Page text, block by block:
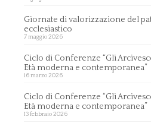
Giornate di valorizzazione del
ecclesiastico
7 maggio 2026
Ciclo di Conferenze “Gli
Età moderna e contemporanea”
16 marzo 2026
Ciclo di Conferenze “Gli
Età moderna e contemporanea”
13 febbraio 2026